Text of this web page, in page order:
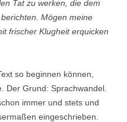
Tat zu werken, die dem
Mögen meine
frischer Klugheit erquicken
so beginnen können,
Der Grund: Sprachwandel.
immer und stets und
eingeschrieben.